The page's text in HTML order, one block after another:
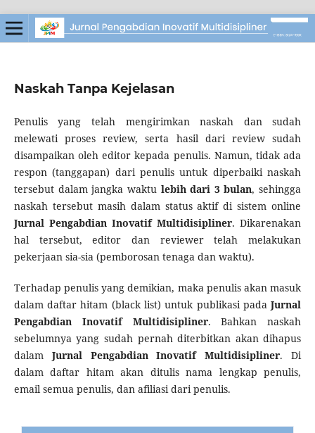
Naskah Tanpa Kejelasan
Penulis yang telah mengirimkan naskah dan sudah
melewati proses review, serta hasil dari review sudah
disampaikan oleh editor kepada penulis. Namun, tidak ada
respon (tanggapan) dari penulis untuk diperbaiki naskah
tersebut dalam jangka waktu lebih dari 3 bulan, sehingga
naskah tersebut masih dalam status aktif di sistem online
Jurnal Pengabdian Inovatif Multidisipliner. Dikarenakan
hal tersebut, editor dan reviewer telah melakukan
pekerjaan sia-sia (pemborosan tenaga dan waktu).
Terhadap penulis yang demikian, maka penulis akan masuk
dalam daftar hitam (black list) untuk publikasi padaJurnal
Pengabdian Inovatif Multidisipliner. Bahkan naskah
sebelumnya yang sudah pernah diterbitkan akan dihapus
dalam Jurnal Pengabdian Inovatif Multidisipliner. Di
dalam daftar hitam akan ditulis nama lengkap penulis,
email semua penulis, dan afiliasi dari penulis.